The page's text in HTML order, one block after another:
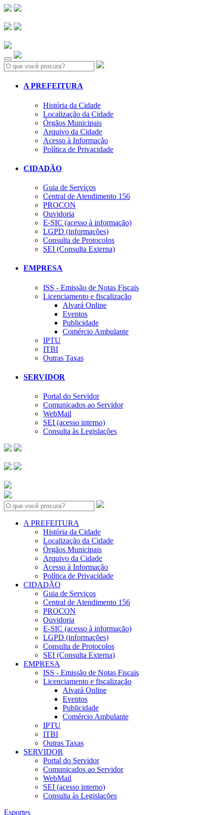
Search:
A PREFEITURA
História da Cidade
Localização da Cidade
Órgãos Municipais
Arquivo da Cidade
Acesso à Informação
Política de Privacidade
CIDADÃO
Guia de Serviços
Central de Atendimento 156
PROCON
Ouvidoria
E-SIC (acesso à informação)
LGPD (informações)
Consulta de Protocolos
SEI (Consulta Externa)
EMPRESA
ISS - Emissão de Notas Fiscais
Licenciamento e fiscalização
Alvará Online
Eventos
Publicidade
Comércio Ambulante
IPTU
ITBI
Outras Taxas
SERVIDOR
Portal do Servidor
Comunicados ao Servidor
WebMail
SEI (acesso interno)
Consulta às Legislações
Search:
A PREFEITURA
História da Cidade
Localização da Cidade
Órgãos Municipais
Arquivo da Cidade
Acesso à Informação
Política de Privacidade
CIDADÃO
Guia de Serviços
Central de Atendimento 156
PROCON
Ouvidoria
E-SIC (acesso à informação)
LGPD (informações)
Consulta de Protocolos
SEI (Consulta Externa)
EMPRESA
ISS - Emissão de Notas Fiscais
Licenciamento e fiscalização
Alvará Online
Eventos
Publicidade
Comércio Ambulante
IPTU
ITBI
Outras Taxas
SERVIDOR
Portal do Servidor
Comunicados ao Servidor
WebMail
SEI (acesso interno)
Consulta às Legislações
Esportes